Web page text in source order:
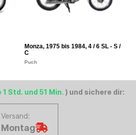
Monza, 1975 bis 1984, 4 / 6 SL - S /
C
Puch
1 Std. und 51 Min. ) und sichere dir:
Versand:
Montag